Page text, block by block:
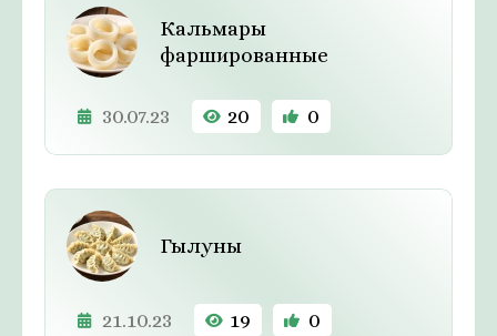
Кальмары
фаршированные
30.07.23 20 0
Гылуны
21.10.23 19 0